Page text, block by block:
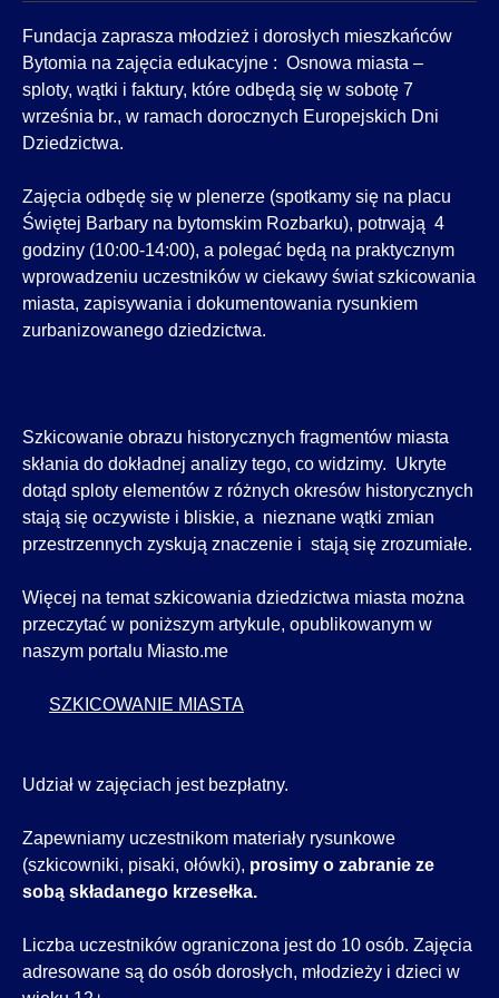
Fundacja zaprasza młodzież i dorosłych mieszkańców
Bytomia na zajęcia edukacyjne : Osnowa miasta –
sploty, wątki i faktury, które odbędą się w sobotę 7
września br., w ramach dorocznych Europejskich Dni
Dziedzictwa.
Zajęcia odbędę się w plenerze (spotkamy się na placu
Świętej Barbary na bytomskim Rozbarku), potrwają 4
godziny (10:00-14:00), a polegać będą na praktycznym
wprowadzeniu uczestników w ciekawy świat szkicowania
miasta, zapisywania i dokumentowania rysunkiem
zurbanizowanego dziedzictwa.
Szkicowanie obrazu historycznych fragmentów miasta
skłania do dokładnej analizy tego, co widzimy. Ukryte
dotąd sploty elementów z różnych okresów historycznych
stają się oczywiste i bliskie, a nieznane wątki zmian
przestrzennych zyskują znaczenie i stają się zrozumiałe.
Więcej na temat szkicowania dziedzictwa miasta można
przeczytać w poniższym artykule, opublikowanym w
naszym portalu Miasto.me
SZKICOWANIE MIASTA
Udział w zajęciach jest bezpłatny.
Zapewniamy uczestnikom materiały rysunkowe
(szkicowniki, pisaki, ołówki), prosimy o zabranie ze
sobą składanego krzesełka.
Liczba uczestników ograniczona jest do 10 osób. Zajęcia
adresowane są do osób dorosłych, młodzieży i dzieci w